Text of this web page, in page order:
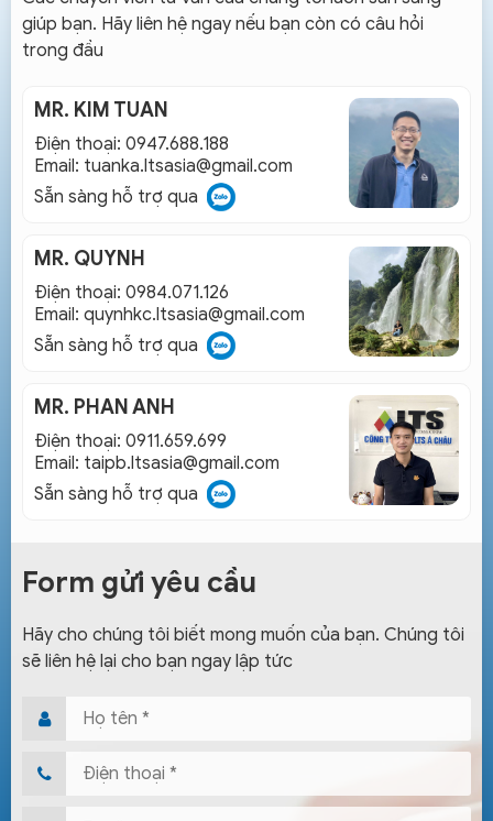
giúp bạn. Hãy liên hệ ngay nếu bạn còn có câu hỏi
trong đầu
MR. KIM TUAN
Điện thoại: 0947.688.188
Email: tuanka.ltsasia@gmail.com
Sẵn sàng hỗ trợ qua
MR. QUYNH
Điện thoại: 0984.071.126
Email: quynhkc.ltsasia@gmail.com
Sẵn sàng hỗ trợ qua
MR. PHAN ANH
Điện thoại: 0911.659.699
Email: taipb.ltsasia@gmail.com
Sẵn sàng hỗ trợ qua
Form gửi yêu cầu
Hãy cho chúng tôi biết mong muốn của bạn. Chúng tôi
sẽ liên hệ lại cho bạn ngay lập tức